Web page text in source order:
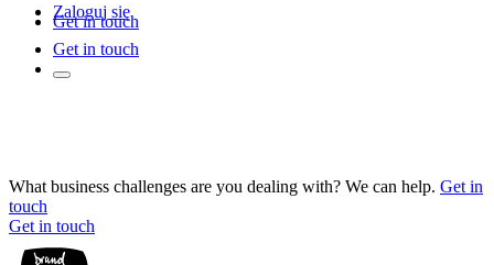
Zaloguj się
Get in touch
Get in touch
What business challenges are you dealing with? We can help. Get in
touch
Get in touch